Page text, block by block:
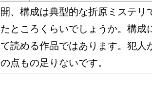
、構成は典型的な折原ミステリ
ところくらいでしょうか。構成
読める作品ではあります。犯人
点もの足りないです。